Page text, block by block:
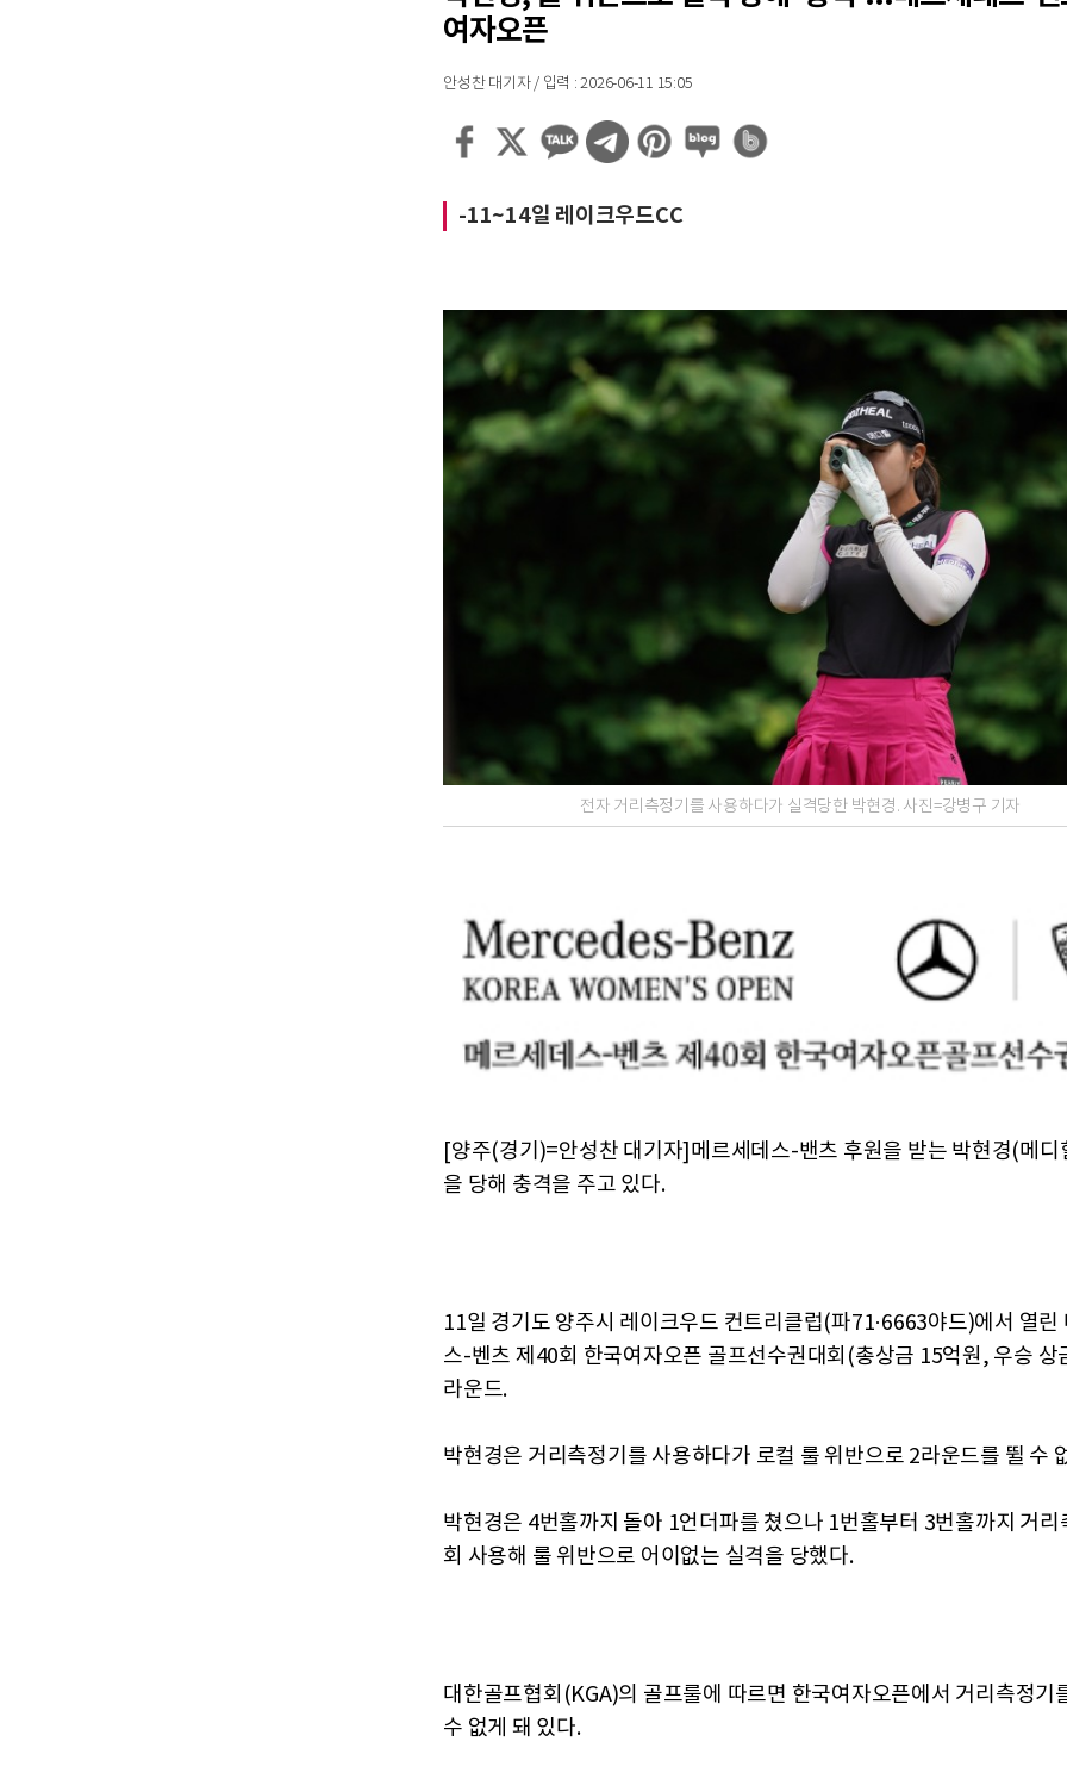
여자오픈
안성찬 대기자 / 입력 : 2026-06-11 15:05
-11~14일 레이크우드CC
전자 거리측정기를 사용하다가 실격당한 박현경. 사진=강병구 기자
[양주(경기)=안성찬 대기자]메르세데스-밴츠 후원을 받는 박현경(메디
을 당해 충격을 주고 있다.
11일 경기도 양주시 레이크우드 컨트리클럽(파71·6663야드)에서 열린
스-벤츠 제40회 한국여자오픈 골프선수권대회(총상금 15억원, 우승 상
라운드.
박현경은 거리측정기를 사용하다가 로컬 룰 위반으로 2라운드를 뛸 수
박현경은 4번홀까지 돌아 1언더파를 쳤으나 1번홀부터 3번홀까지 거리
회 사용해 룰 위반으로 어이없는 실격을 당했다.
대한골프협회(KGA)의 골프룰에 따르면 한국여자오픈에서 거리측정기
수 없게 돼 있다.